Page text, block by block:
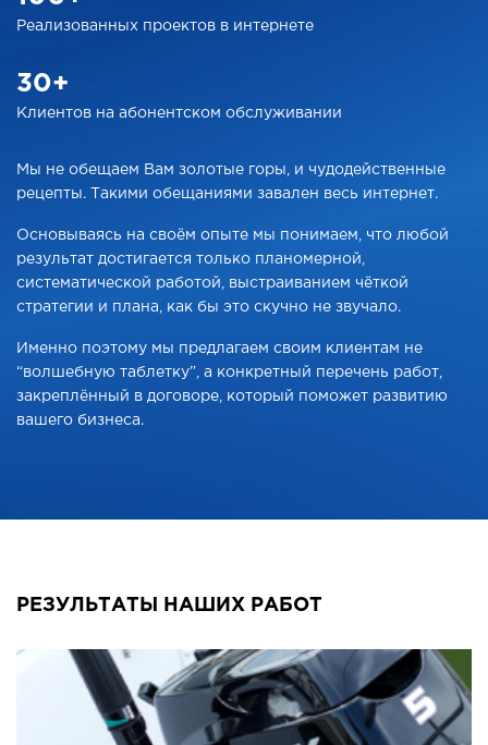
Реализованных проектов в интернете
30+
Клиентов на абонентском обслуживании
Мы не обещаем Вам золотые горы, и чудодейственные
рецепты. Такими обещаниями завален весь интернет.
Основываясь на своём опыте мы понимаем, что любой
результат достигается только планомерной,
систематической работой, выстраиванием чёткой
стратегии и плана, как бы это скучно не звучало.
Именно поэтому мы предлагаем своим клиентам не
“волшебную таблетку”, а конкретный перечень работ,
закреплённый в договоре, который поможет развитию
вашего бизнеса.
РЕЗУЛЬТАТЫ НАШИХ РАБОТ